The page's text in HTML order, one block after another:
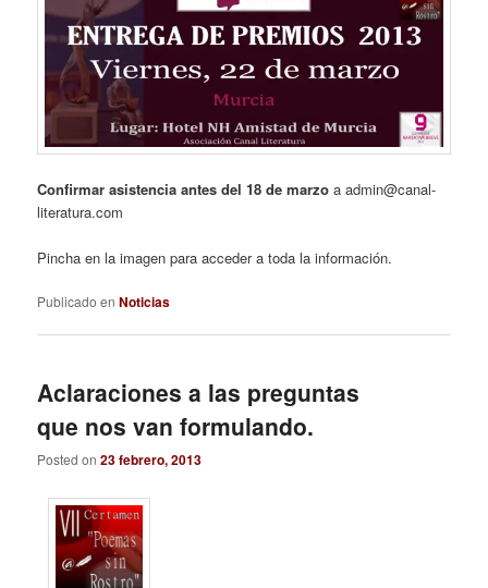
Confirmar asistencia antes del 18 de marzo a admin@canal-
literatura.com
Pincha en la imagen para acceder a toda la información.
Publicado en Noticias
Aclaraciones a las preguntas
que nos van formulando.
Posted on23 febrero, 2013